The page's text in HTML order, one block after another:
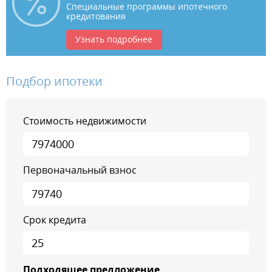
Специальные программы ипотечного
кредитования
Узнать подробнее
Подбор ипотеки
Стоимость недвижимости
Первоначальный взнос
Срок кредита